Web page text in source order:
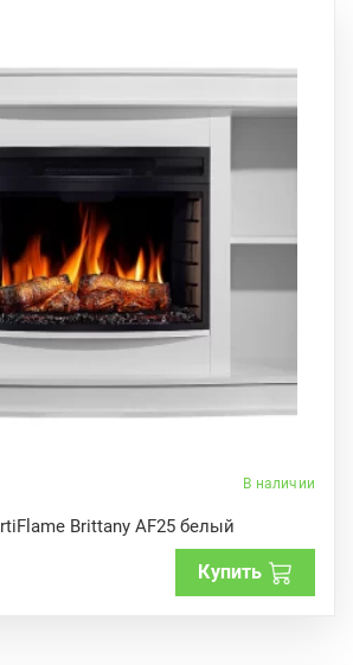
В наличии
Brittany AF25 белый
Купить